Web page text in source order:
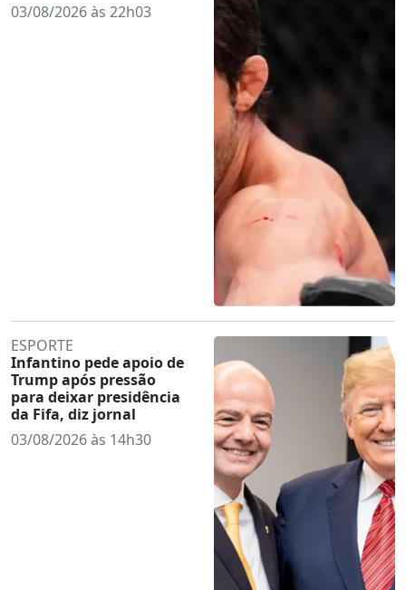
03/08/2026 às 22h03
ESPORTE
Infantino pede apoio de
Trump após pressão
para deixar presidência
da Fifa, diz jornal
03/08/2026 às 14h30